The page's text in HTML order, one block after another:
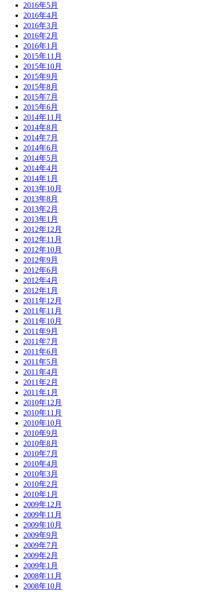
2016年5月
2016年4月
2016年3月
2016年2月
2016年1月
2015年11月
2015年10月
2015年9月
2015年8月
2015年7月
2015年6月
2014年11月
2014年8月
2014年7月
2014年6月
2014年5月
2014年4月
2014年1月
2013年10月
2013年8月
2013年2月
2013年1月
2012年12月
2012年11月
2012年10月
2012年9月
2012年6月
2012年4月
2012年1月
2011年12月
2011年11月
2011年10月
2011年9月
2011年7月
2011年6月
2011年5月
2011年4月
2011年2月
2011年1月
2010年12月
2010年11月
2010年10月
2010年9月
2010年8月
2010年7月
2010年4月
2010年3月
2010年2月
2010年1月
2009年12月
2009年11月
2009年10月
2009年9月
2009年7月
2009年2月
2009年1月
2008年11月
2008年10月